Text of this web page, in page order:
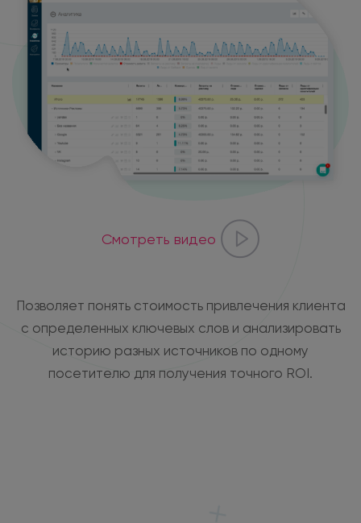
Смотреть видео
Позволяет понять стоимость привлечения клиента
с определенных ключевых слов и анализировать
историю разных источников по одному
посетителю для получения точного ROI.